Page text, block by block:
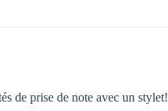
de prise de note avec un stylet!